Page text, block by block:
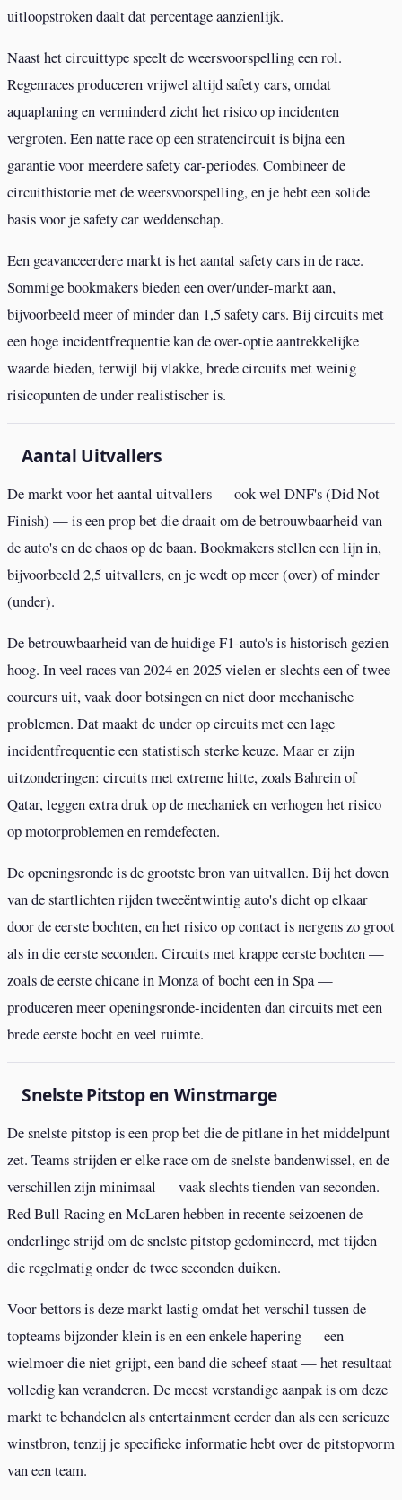
uitloopstroken daalt dat percentage aanzienlijk.
Naast het circuittype speelt de weersvoorspelling een rol.
Regenraces produceren vrijwel altijd safety cars, omdat
aquaplaning en verminderd zicht het risico op incidenten
vergroten. Een natte race op een stratencircuit is bijna een
garantie voor meerdere safety car-periodes. Combineer de
circuithistorie met de weersvoorspelling, en je hebt een solide
basis voor je safety car weddenschap.
Een geavanceerdere markt is het aantal safety cars in de race.
Sommige bookmakers bieden een over/under-markt aan,
bijvoorbeeld meer of minder dan 1,5 safety cars. Bij circuits met
een hoge incidentfrequentie kan de over-optie aantrekkelijke
waarde bieden, terwijl bij vlakke, brede circuits met weinig
risicopunten de under realistischer is.
Aantal Uitvallers
De markt voor het aantal uitvallers — ook wel DNF's (Did Not
Finish) — is een prop bet die draait om de betrouwbaarheid van
de auto's en de chaos op de baan. Bookmakers stellen een lijn in,
bijvoorbeeld 2,5 uitvallers, en je wedt op meer (over) of minder
(under).
De betrouwbaarheid van de huidige F1-auto's is historisch gezien
hoog. In veel races van 2024 en 2025 vielen er slechts een of twee
coureurs uit, vaak door botsingen en niet door mechanische
problemen. Dat maakt de under op circuits met een lage
incidentfrequentie een statistisch sterke keuze. Maar er zijn
uitzonderingen: circuits met extreme hitte, zoals Bahrein of
Qatar, leggen extra druk op de mechaniek en verhogen het risico
op motorproblemen en remdefecten.
De openingsronde is de grootste bron van uitvallen. Bij het doven
van de startlichten rijden tweeëntwintig auto's dicht op elkaar
door de eerste bochten, en het risico op contact is nergens zo groot
als in die eerste seconden. Circuits met krappe eerste bochten —
zoals de eerste chicane in Monza of bocht een in Spa —
produceren meer openingsronde-incidenten dan circuits met een
brede eerste bocht en veel ruimte.
Snelste Pitstop en Winstmarge
De snelste pitstop is een prop bet die de pitlane in het middelpunt
zet. Teams strijden er elke race om de snelste bandenwissel, en de
verschillen zijn minimaal — vaak slechts tienden van seconden.
Red Bull Racing en McLaren hebben in recente seizoenen de
onderlinge strijd om de snelste pitstop gedomineerd, met tijden
die regelmatig onder de twee seconden duiken.
Voor bettors is deze markt lastig omdat het verschil tussen de
topteams bijzonder klein is en een enkele hapering — een
wielmoer die niet grijpt, een band die scheef staat — het resultaat
volledig kan veranderen. De meest verstandige aanpak is om deze
markt te behandelen als entertainment eerder dan als een serieuze
winstbron, tenzij je specifieke informatie hebt over de pitstopvorm
van een team.